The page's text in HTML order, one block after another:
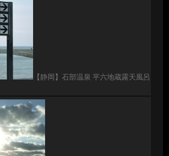
【静岡】石部温泉 平六地蔵露天風呂